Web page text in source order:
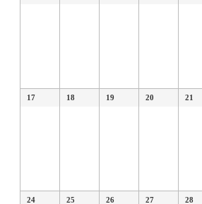
17 18 19 20 21
24 25 26 27 28